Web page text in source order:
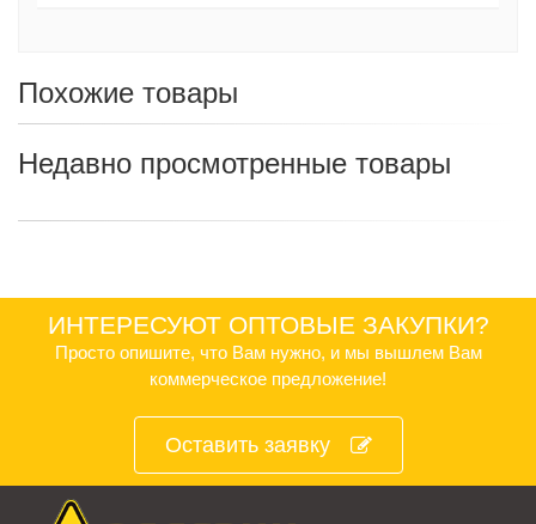
Похожие товары
Недавно просмотренные товары
ИНТЕРЕСУЮТ ОПТОВЫЕ ЗАКУПКИ?
Просто опишите, что Вам нужно, и мы вышлем Вам
коммерческое предложение!
Оставить заявку